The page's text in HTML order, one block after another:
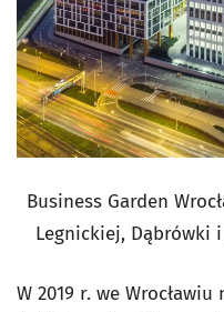
Business Garden
Legnickiej, Dąbrówki
W 2019 r. we